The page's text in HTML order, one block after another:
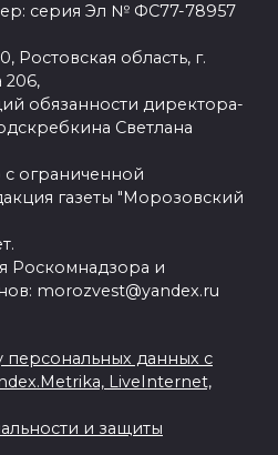
серия Эл № ФС77-78957
Ростовская область, г.
206,
обязанности директора-
Светлана
ограниченной
газеты "Морозовский
Роскомнадзора и
morozvest@yandex.ru
персональных данных с
LiveInternet,
и защиты